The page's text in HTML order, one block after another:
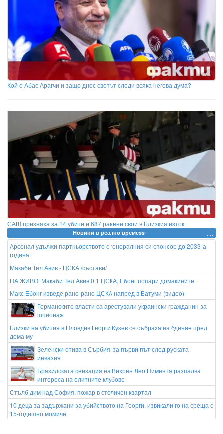
Кой е Абас Арагчи и защо днес светът следи всяка негова дума?
САЩ признаха за 14 убити и 687 ранени свои в Близкия изток
Новини в реално времеss
Арсенал удължи партньорството с генералния си спонсор до 2033-а
година
Макаби Тел Авив - ЦСКА /състави/
НА ЖИВО: Макаби Тел Авив 0:1 ЦСКА, Ебонг попари домакините
Макс Ебонг изведе рано-рано ЦСКА напред в Батуми (видео)
Германските власти са арестували украински гражданин за
шпионаж
Близки на убития в Пловдив Георги Кузев се събраха на бдение пред
дома му
Зеленски отива в Сърбия: за първи път след руската
инвазия
Бразилската сензация на Вихрен Лео Пимента разпалва
интереса на елитните клубове
Стълб дим над София, пожар в столичен квартал
10 деца за задържани за убийството на Георги, извикали го на среща с
15-годишно момиче